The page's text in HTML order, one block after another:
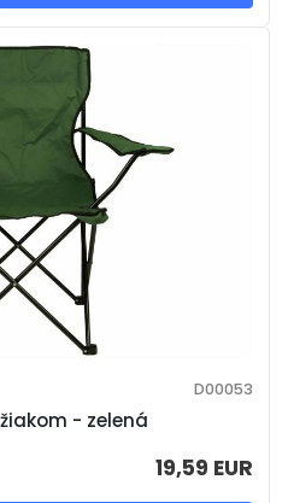
- zelená
D00053
19,59 EUR